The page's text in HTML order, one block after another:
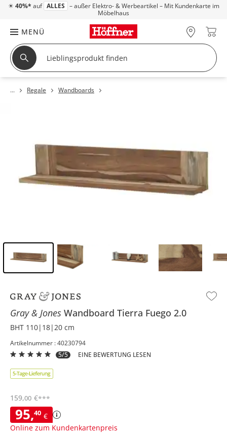
☀ 40%* auf ALLES – außer Elektro- & Werbeartikel – Mit Kundenkarte im
Möbelhaus
MENÜ
Regale Wandboards
Gray & Jones Wandboard Tierra Fuego 2.0
BHT 110|18|20 cm
Artikelnummer : 40230794
5/5
EINE BEWERTUNG LESEN
95,40 €
Online zum Kundenkartenpreis
159,00 €***